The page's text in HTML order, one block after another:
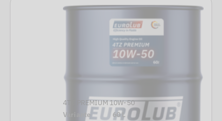
4TZ PREMIUM 10W-50
Variante
60 L